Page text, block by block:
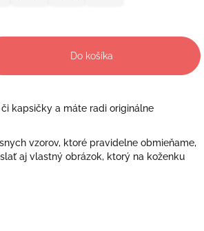
Do košíka
kapsičky a máte radi originálne
vzorov, ktoré pravidelne obmieňame,
aj vlastný obrázok, ktorý na koženku